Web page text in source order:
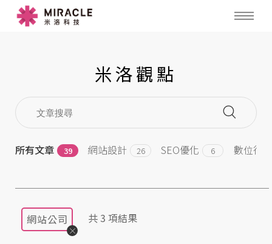
米洛觀點
所有文章 39 網站設計 26 SEO優化 6 數位行銷
網站公司 共 3 項結果